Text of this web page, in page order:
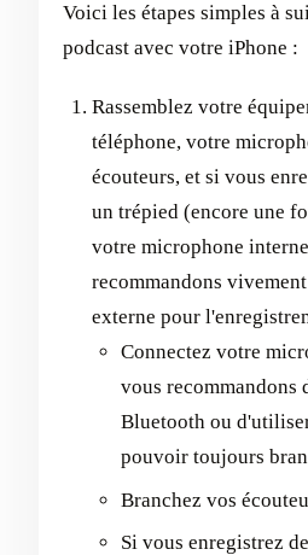
Voici les étapes simples à
podcast avec votre iPhone :
Rassemblez votre
téléphone, votre
écouteurs, et si vous
un trépied (encore une
votre microphone
recommandons
externe pour
Connectez votre
vous
Bluetooth ou
pouvoir toujours
Branchez vos
Si vous enregistrez